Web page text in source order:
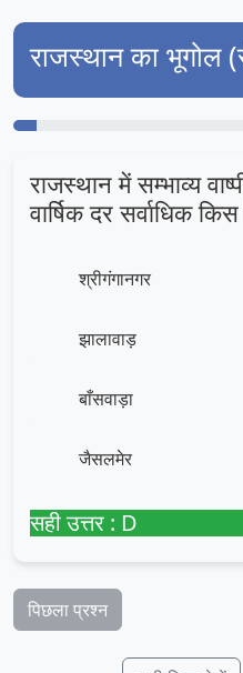
राजस्थान का भूगोल
राजस्थान में सम्भाव्य
वार्षिक दर सर्वाधिक
श्रीगंगानगर
झालावाड़
बाँसवाड़ा
जैसलमेर
सही उत्तर : D
पिछला प्रश्न